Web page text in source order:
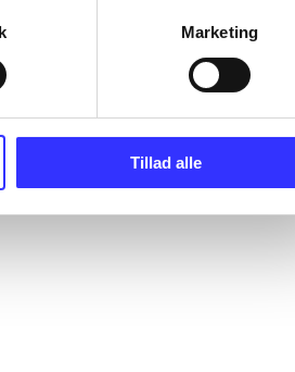
Marketing
Tillad alle